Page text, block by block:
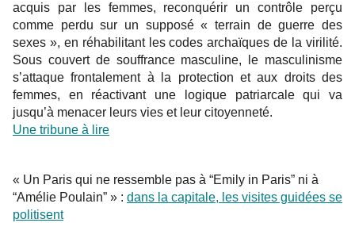
acquis par les femmes, reconquérir un contrôle perçu
comme perdu sur un supposé « terrain de guerre des
sexes », en réhabilitant les codes archaïques de la virilité.
Sous couvert de souffrance masculine, le masculinisme
s’attaque frontalement à la protection et aux droits des
femmes, en réactivant une logique patriarcale qui va
jusqu’à menacer leurs vies et leur citoyenneté.
Une tribune à lire
« Un Paris qui ne ressemble pas à “Emily in Paris” ni à
“Amélie Poulain” » : dans la capitale, les visites guidées se
politisent